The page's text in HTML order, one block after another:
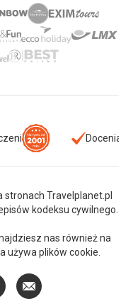
Doceniani
stronach Travelplanet.pl
kodeksu cywilnego.
nas również na
używa plików cookie.
E-